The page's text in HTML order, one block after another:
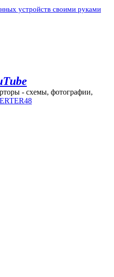
устройств своими руками
- схемы, фотографии,